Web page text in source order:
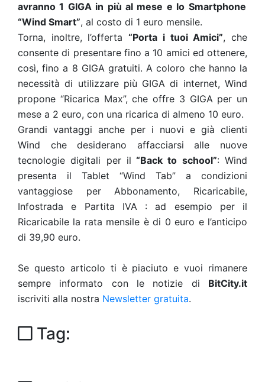
avranno 1 GIGA in più al mese e lo Smartphone
“Wind Smart”, al costo di 1 euro mensile.
Torna, inoltre, l’offerta“Porta i tuoi Amici”, che
consente di presentare fino a 10 amici ed ottenere,
così, fino a 8 GIGA gratuiti. A coloro che hanno la
necessità di utilizzare più GIGA di internet, Wind
propone “Ricarica Max”, che offre 3 GIGA per un
mese a 2 euro, con una ricarica di almeno 10 euro.
Grandi vantaggi anche per i nuovi e già clienti
Wind che desiderano affacciarsi alle nuove
tecnologie digitali per il “Back to school”: Wind
presenta il Tablet “Wind Tab” a condizioni
vantaggiose per Abbonamento, Ricaricabile,
Infostrada e Partita IVA : ad esempio per il
Ricaricabile la rata mensile è di 0 euro e l’anticipo
di 39,90 euro.
Se questo articolo ti è piaciuto e vuoi rimanere
sempre informato con le notizie di BitCity.it
iscriviti alla nostra Newsletter gratuita.
Tag: